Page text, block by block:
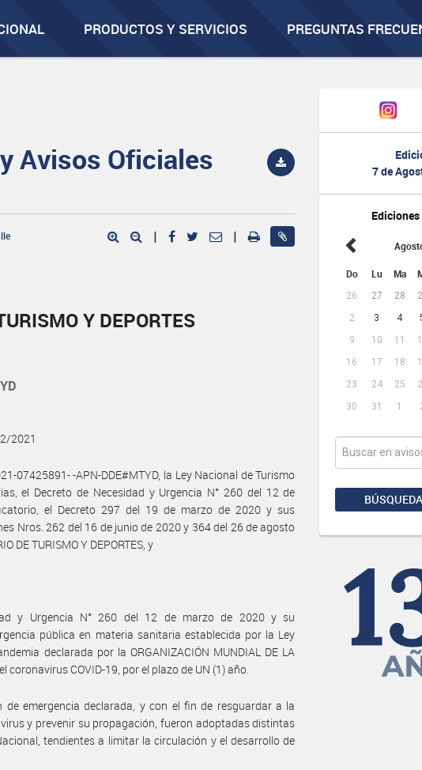
PRODUCTOS Y SERVICIOS PREGUNTAS
7 de
Do Lu Ma
26 27 28
2
3 4
9
10 11
16
17 18
23
24 25
30
31 1
Avisos Oficiales
| |
Y DEPORTES
2021
07425891- -APN-DDE#MTYD, la Ley Nacional de Turismo
el Decreto de Necesidad y Urgencia N° 260 del 12 de
el Decreto 297 del 19 de marzo de 2020 y sus
Nros. 262 del 16 de junio de 2020 y 364 del 26 de agosto
DE TURISMO Y DEPORTES, y
y Urgencia N° 260 del 12 de marzo de 2020 y su
pública en materia sanitaria establecida por la Ley
declarada por la ORGANIZACIÓN MUNDIAL DE LA
coronavirus COVID-19, por el plazo de UN (1) año.
de emergencia declarada, y con el fin de resguardar a la
y prevenir su propagación, fueron adoptadas distintas
tendientes a limitar la circulación y el desarrollo de